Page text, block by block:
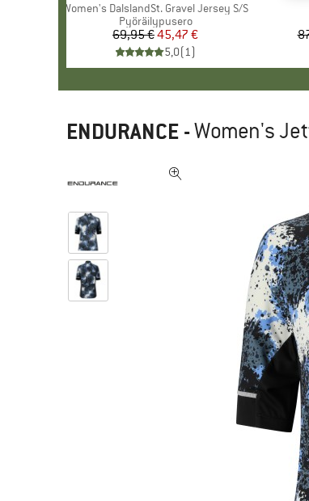
Tuote
Women's DalslandSt. Gravel Jersey S/S
Tuoteryhmä
Pyöräilypusero
Hinta
69,95 €Alennettu hinta
45,47 €
5,0(1)
ENDURANCE -Women's